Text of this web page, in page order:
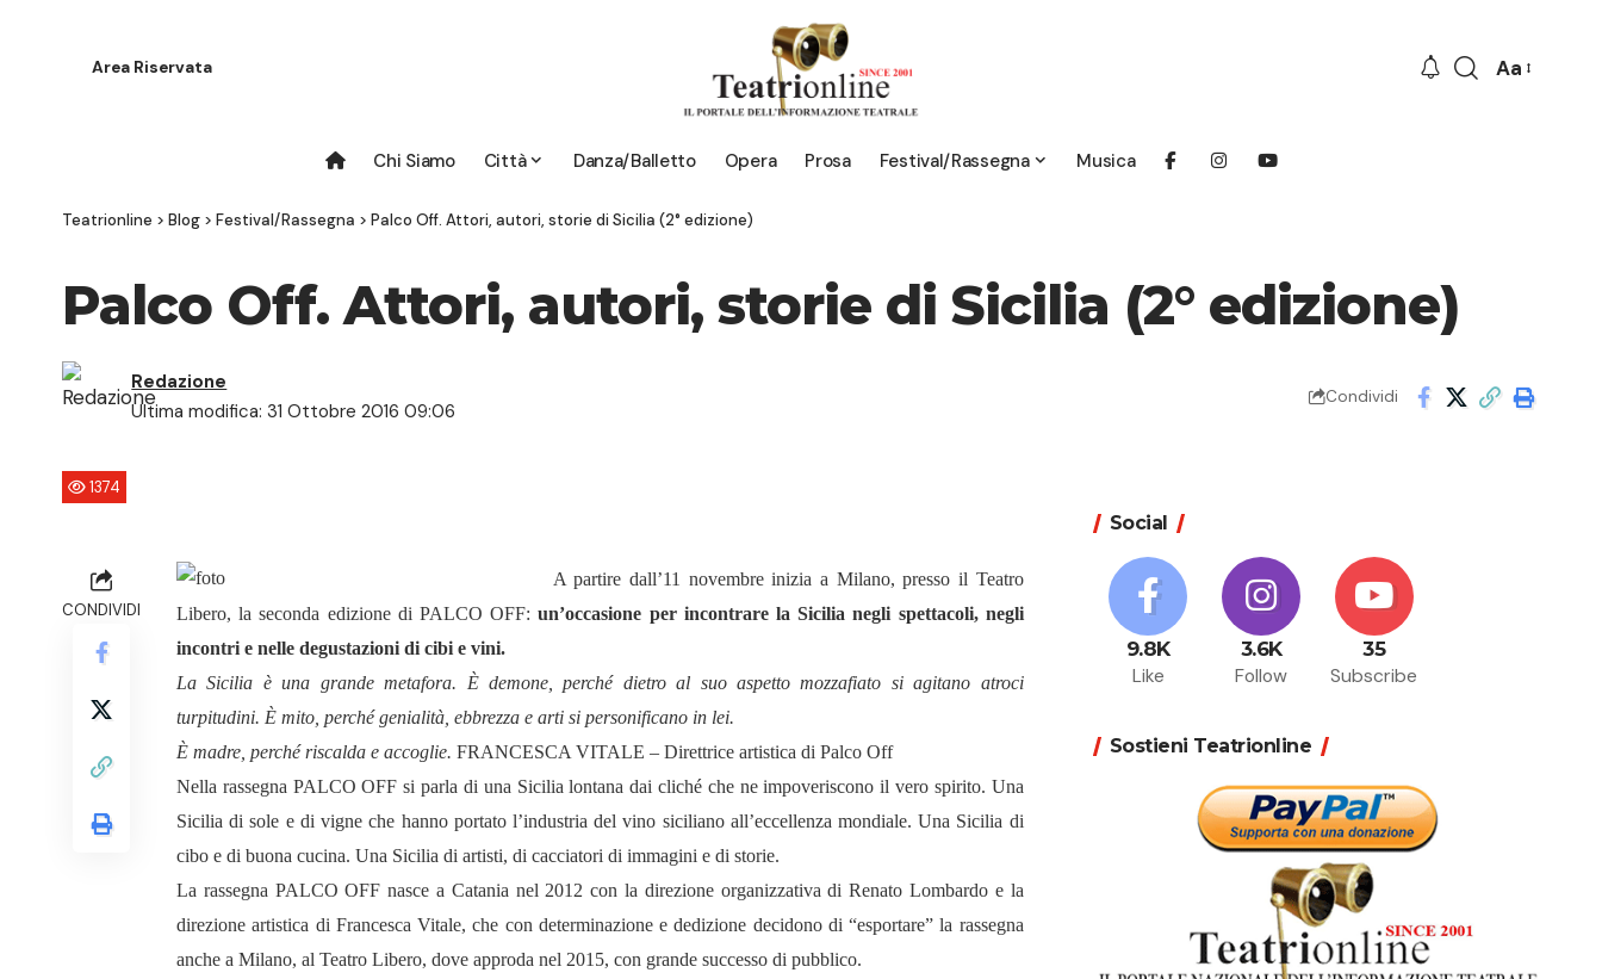
Area Riservata
Font
Aa
Chi Siamo Città Danza/Balletto Opera Prosa Festival/Rassegna Musica
Teatrionline > Blog > Festival/Rassegna > Palco Off. Attori, autori, storie di Sicilia (2° edizione)
Palco Off. Attori, autori, storie di Sicilia (2° edizione)
Ultima modifica: 31 Ottobre 2016 09:06
Redazione
Condividi
1374
CONDIVIDI
A partire dall’11 novembre inizia a Milano, presso il Teatro
Libero, la seconda edizione di PALCO OFF:un’occasione per incontrare la Sicilia negli spettacoli, negli
incontri e nelle degustazioni di cibi e vini.
La Sicilia è una grande metafora. È demone, perché dietro al suo aspetto mozzafiato si agitano atroci
turpitudini. È mito, perché genialità, ebbrezza e arti si personificano in lei.
È madre, perché riscalda e accoglie. FRANCESCA VITALE – Direttrice artistica di Palco Off
Nella rassegna PALCO OFF si parla di una Sicilia lontana dai cliché che ne impoveriscono il vero spirito. Una
Sicilia di sole e di vigne che hanno portato l’industria del vino siciliano all’eccellenza mondiale. Una Sicilia di
cibo e di buona cucina. Una Sicilia di artisti, di cacciatori di immagini e di storie.
La rassegna PALCO OFF nasce a Catania nel 2012 con la direzione organizzativa di Renato Lombardo e la
direzione artistica di Francesca Vitale, che con determinazione e dedizione decidono di “esportare” la rassegna
anche a Milano, al Teatro Libero, dove approda nel 2015, con grande successo di pubblico.
Social
9.8K
Like
3.6K
Follow
35
Subscribe
Sostieni Teatrionline